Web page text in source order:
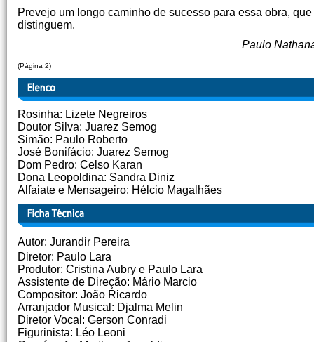
Prevejo um longo caminho de sucesso para essa obra,
distinguem.
Paulo Nathanael Pereira de
(Página 2)
Rosinha: Lizete Negreiros
Doutor Silva: Juarez Semog
Simão: Paulo Roberto
José Bonifácio: Juarez Semog
Dom Pedro: Celso Karan
Dona Leopoldina: Sandra Diniz
Alfaiate e Mensageiro: Hélcio Magalhães
Autor: Jurandir Pereira
Diretor: Paulo Lara
Produtor: Cristina Aubry e Paulo Lara
Assistente de Direção: Mário Marcio
Compositor: João Ricardo
Arranjador Musical: Djalma Melin
Diretor Vocal: Gerson Conradi
Figurinista: Léo Leoni